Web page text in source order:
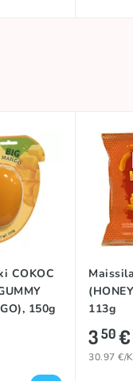
COKOC
150g
113g
350€
30.97 €/